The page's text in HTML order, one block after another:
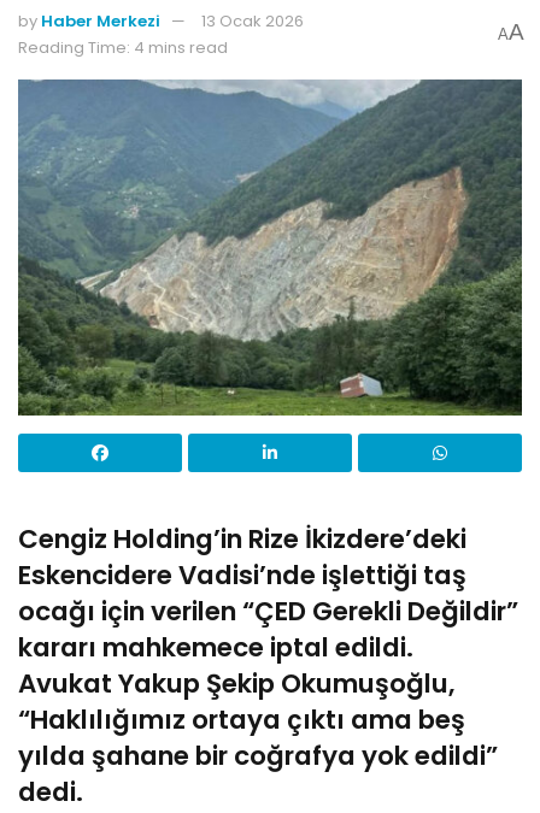
by Haber Merkezi
13 Ocak 2026
Reading Time: 4 mins read
AA
Cengiz Holding’in Rize İkizdere’deki
Eskencidere Vadisi’nde işlettiği taş
ocağı için verilen “ÇED Gerekli Değildir”
kararı mahkemece iptal edildi.
Avukat Yakup Şekip Okumuşoğlu,
“Haklılığımız ortaya çıktı ama beş
yılda şahane bir coğrafya yok edildi”
dedi.